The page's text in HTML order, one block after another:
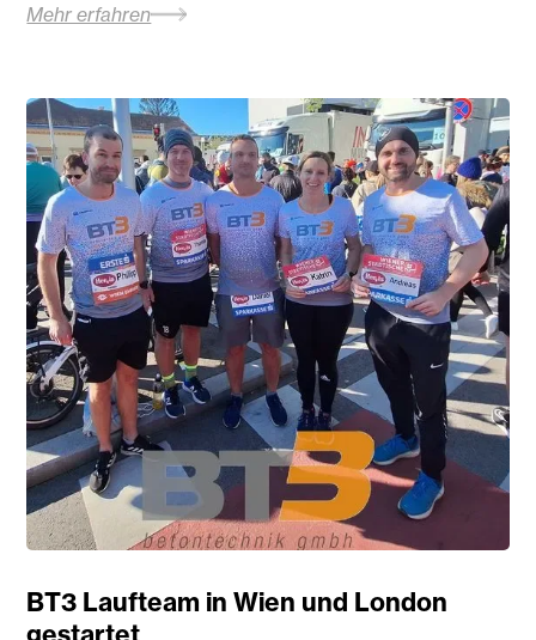
Mehr erfahren
BT3 Laufteam in Wien und London